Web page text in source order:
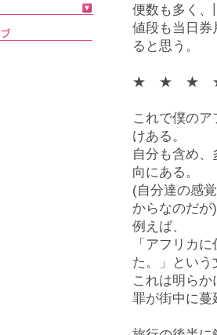
便数も多く、
値段も当日券
ると思う。
★ ★ ★
これで僕の
けある。
自分も含め
向にある。
(自分達の感
からなのだが)
例えば、
「アフリカ
た。」という
これは明ら
罪が街中に蔓